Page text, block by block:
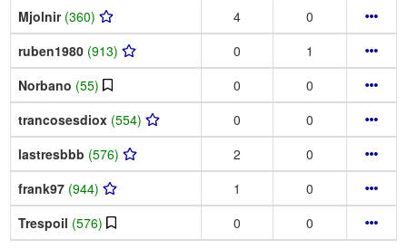
Mjolnir (360) 4
0
ruben1980 (913) 0
1
Norbano (55) 0
0
trancosesdiox (554) 0
0
lastresbbb (576) 2
0
frank97 (944) 1
0
Trespoil (576) 0 0